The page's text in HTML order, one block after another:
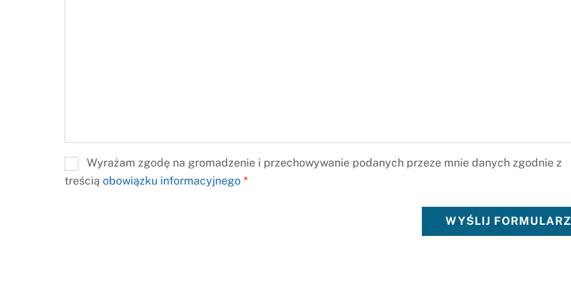
Wyrażam zgodę na gromadzenie i przechowywanie podanych przeze mnie danych zgodnie z
treścią obowiązku informacyjnego *
WYŚLIJ FORMULARZ